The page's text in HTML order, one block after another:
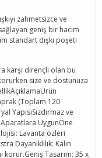
zahmetsizce ve
geniş bir hacim
standart dışkı poşeti
karşı dirençli olan bu
size ve dostunuza
(Toplam 120
YapısıSızdırmaz ve
Aparatlara UygunÖne
Lavanta özleri
Dayanıklılık: Kalın
korur.Geniş Tasarım: 35 x